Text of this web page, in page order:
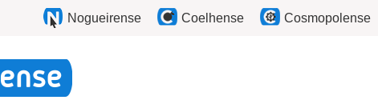
Nogueirense Coelhense Cosmopolense